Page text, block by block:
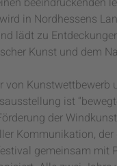
in Nordhessens
lädt zu
Kunst und dem
von Kunstwettbewerb
ist
der
Kommunikation, der
gemeinsam mit